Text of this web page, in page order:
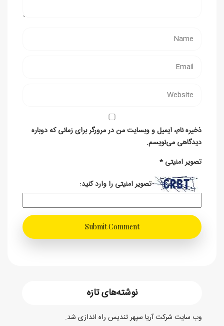
ذخیره نام، ایمیل و وبسایت من در مرورگر برای زمانی که دوباره
دیدگاهی می‌نویسم.
تصویر امنیتی *
تصویر امنیتی را وارد کنید:
نوشته‌های تازه
وب سایت شرکت آریا سپهر تندیس راه اندازی شد.